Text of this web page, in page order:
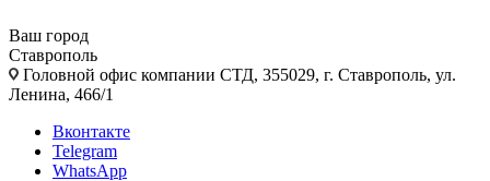
Ваш город
Ставрополь
Головной офис компании СТД, 355029, г. Ставрополь, ул.
Ленина, 466/1
Вконтакте
Telegram
WhatsApp